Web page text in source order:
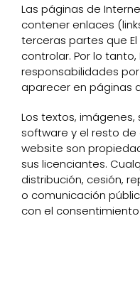
Las páginas de
contener enlaces
terceras partes que
controlar. Por lo
responsabilidades
aparecer en páginas
Los textos,
software y el resto
website son
sus licenciantes.
distribución, cesión,
o comunicación
con el